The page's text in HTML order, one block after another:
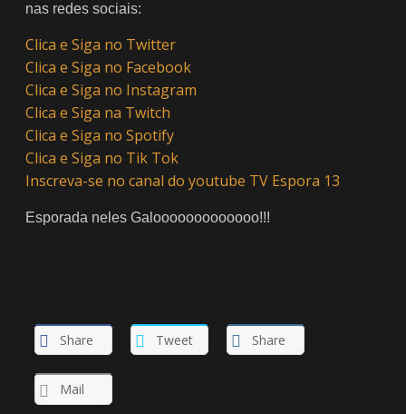
nas redes sociais:
Clica e Siga no Twitter
Clica e Siga no Facebook
Clica e Siga no Instagram
Clica e Siga na Twitch
Clica e Siga no Spotify
Clica e Siga no Tik Tok
Inscreva-se no canal do youtube TV Espora 13
Esporada neles Galooooooooooooo!!!
Share Tweet Share
Mail